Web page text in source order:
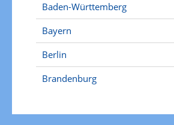
Baden-Württemberg
Bayern
Berlin
Brandenburg